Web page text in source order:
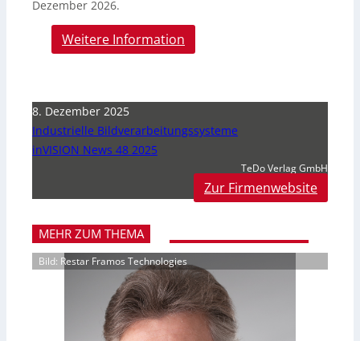
Dezember 2026.
Weitere Information
8. Dezember 2025
Industrielle Bildverarbeitungssysteme
inVISION News 48 2025
TeDo Verlag GmbH
Zur Firmenwebsite
MEHR ZUM THEMA
Bild: Restar Framos Technologies